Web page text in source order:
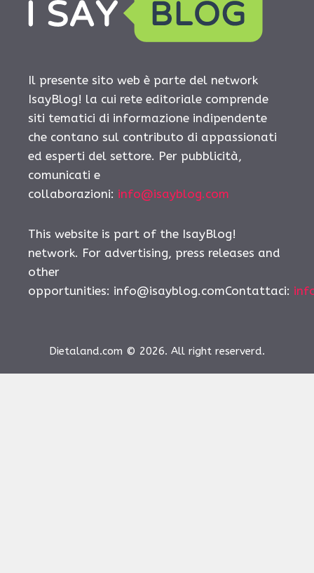
Il presente sito web è parte del network
IsayBlog! la cui rete editoriale comprende
siti tematici di informazione indipendente
che contano sul contributo di appassionati
ed esperti del settore. Per pubblicità,
comunicati e
collaborazioni: info@isayblog.com
This website is part of the IsayBlog!
network. For advertising, press releases and
other
opportunities: info@isayblog.comContattaci:
Dietaland.com © 2026. All right reserverd.